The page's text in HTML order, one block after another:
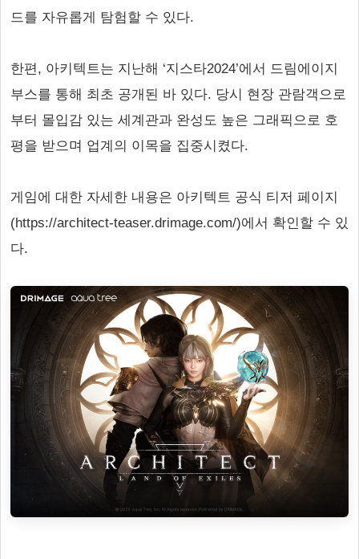
드를 자유롭게 탐험할 수 있다.
한편, 아키텍트는 지난해 ‘지스타2024’에서 드림에이지
부스를 통해 최초 공개된 바 있다. 당시 현장 관람객으로
부터 몰입감 있는 세계관과 완성도 높은 그래픽으로 호
평을 받으며 업계의 이목을 집중시켰다.
게임에 대한 자세한 내용은 아키텍트 공식 티저 페이지
(https://architect-teaser.drimage.com/)에서 확인할 수 있
다.